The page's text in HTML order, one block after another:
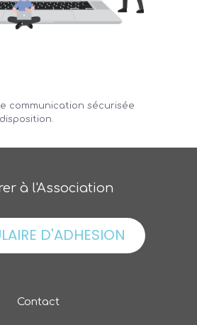
communication sécurisée
à l'Association
D'ADHESION
Contact